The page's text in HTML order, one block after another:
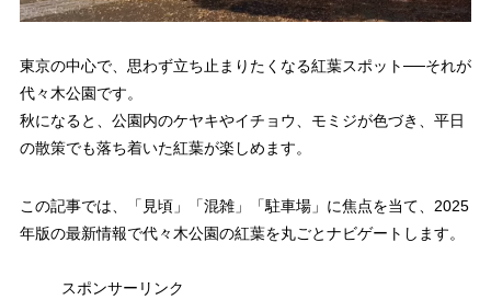
東京の中心で、思わず立ち止まりたくなる紅葉スポット──それが
代々木公園です。
秋になると、公園内のケヤキやイチョウ、モミジが色づき、平日
の散策でも落ち着いた紅葉が楽しめます。
この記事では、「見頃」「混雑」「駐車場」に焦点を当て、2025
年版の最新情報で代々木公園の紅葉を丸ごとナビゲートします。
スポンサーリンク